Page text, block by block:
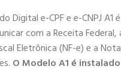
Digital e-CPF e e-CNPJ
com a Receita
Eletrônica (NF-e) e a
O Modelo A1 é